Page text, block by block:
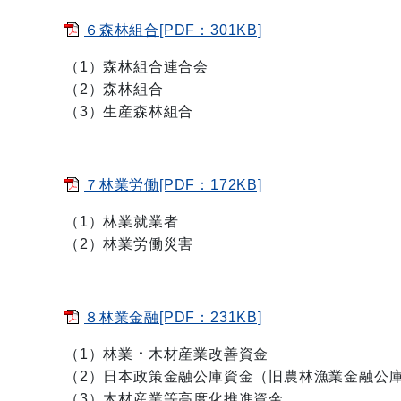
６森林組合[PDF：301KB]
（1）森林組合連合会
（2）森林組合
（3）生産森林組合
７林業労働[PDF：172KB]
（1）林業就業者
（2）林業労働災害
８林業金融[PDF：231KB]
（1）林業・木材産業改善資金
（2）日本政策金融公庫資金（旧農林漁業金融公